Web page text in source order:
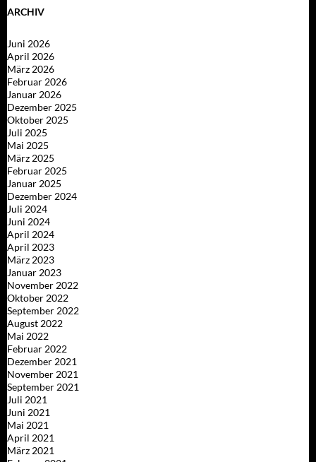
ARCHIV
Juni 2026
April 2026
März 2026
Februar 2026
Januar 2026
Dezember 2025
Oktober 2025
Juli 2025
Mai 2025
März 2025
Februar 2025
Januar 2025
Dezember 2024
Juli 2024
Juni 2024
April 2024
April 2023
März 2023
Januar 2023
November 2022
Oktober 2022
September 2022
August 2022
Mai 2022
Februar 2022
Dezember 2021
November 2021
September 2021
Juli 2021
Juni 2021
Mai 2021
April 2021
März 2021